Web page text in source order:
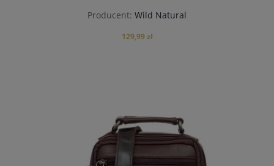
Producent: Wild Natural
129,99 zł